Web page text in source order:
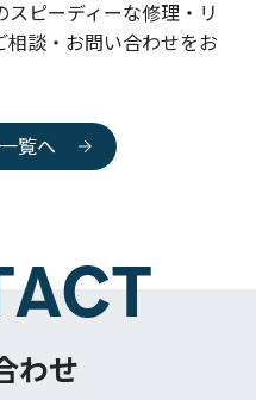
ピーディーな修理・リ
相談・お問い合わせをお
覧へ
わせ